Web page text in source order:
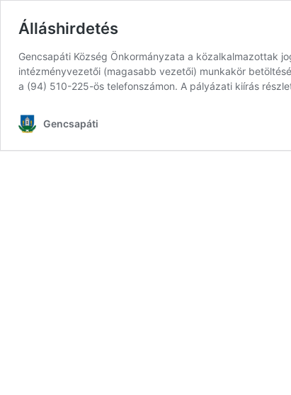
Álláshirdetés
Gencsapáti Község Önkormányzata a közalkalmazottak
intézményvezetői (magasabb vezetői) munkakör
a (94) 510-225-ös telefonszámon. A pályázati kiírás
Gencsapáti